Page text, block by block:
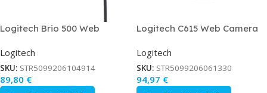
Logitech Brio 500 Web
Autofocus
Logitech
SKU: STR5099206104914
89,80 €
Logitech C615 Web Camera
Logitech
SKU: STR5099206061330
94,97 €